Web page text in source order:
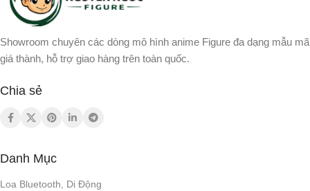
Showroom chuyên các dòng mô hình anime Figure đa dạng mẫu mã
giá thành, hỗ trợ giao hàng trên toàn quốc.
Chia sẻ
Danh Mục
Loa Bluetooth, Di Động